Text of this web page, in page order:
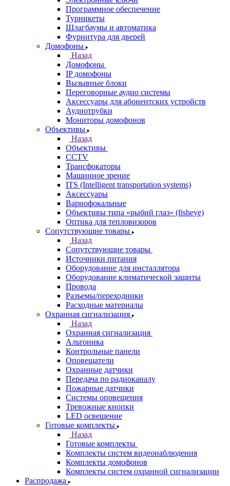
Программное обеспечение
Турникеты
Шлагбаумы и автоматика
Фурнитура для дверей
Домофоны
Назад
Домофоны
IP домофоны
Вызывные блоки
Переговорные аудио системы
Аксессуары для абонентских устройств
Аудиотрубки
Мониторы домофонов
Объективы
Назад
Объективы
CCTV
Трансфокаторы
Машинное зрение
ITS (Intelligent transportation systems)
Аксессуары
Вариофокальные
Объективы типа «рыбий глаз» (fisheye)
Оптика для тепловизоров
Сопутствующие товары
Назад
Сопутствующие товары
Источники питания
Оборудование для инсталлятора
Оборудование климатической защиты
Провода
Разъемы/переходники
Расходные материалы
Охранная сигнализация
Назад
Охранная сигнализация
Альтоника
Контрольные панели
Оповещатели
Охранные датчики
Передача по радиоканалу
Пожарные датчики
Системы оповещения
Тревожные кнопки
LED освещение
Готовые комплекты
Назад
Готовые комплекты
Комплекты систем видеонаблюдения
Комплекты домофонов
Комплекты систем охранной сигнализации
Распродажа